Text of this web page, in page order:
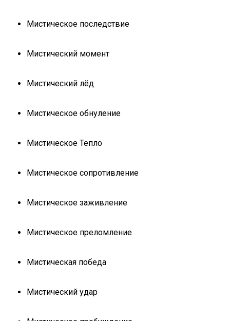
Мистическое последствие
Мистический момент
Мистический лёд
Мистическое обнуление
Мистическое Тепло
Мистическое сопротивление
Мистическое заживление
Мистическое преломление
Мистическая победа
Мистический удар